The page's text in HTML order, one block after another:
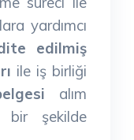
yardımcı
edilmiş
ile iş birliği
alım
bir şekilde